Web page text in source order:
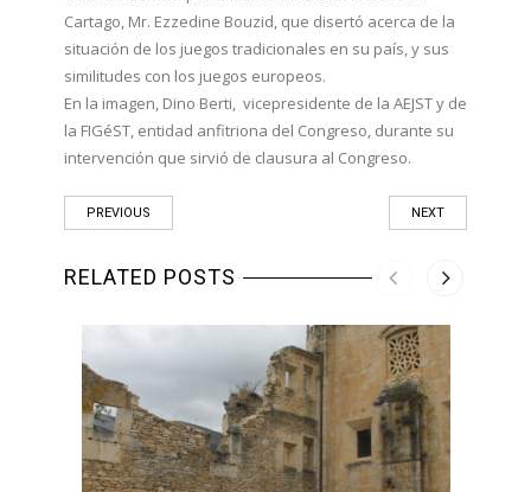
Cartago, Mr. Ezzedine Bouzid, que disertó acerca de la
situación de los juegos tradicionales en su país, y sus
similitudes con los juegos europeos.
En la imagen, Dino Berti, vicepresidente de la AEJST y de
la FIGéST, entidad anfitriona del Congreso, durante su
intervención que sirvió de clausura al Congreso.
PREVIOUS NEXT
RELATED POSTS